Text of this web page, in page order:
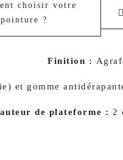
choisir votre
pointure ?
Finition :
et gomme
de plateforme : 2